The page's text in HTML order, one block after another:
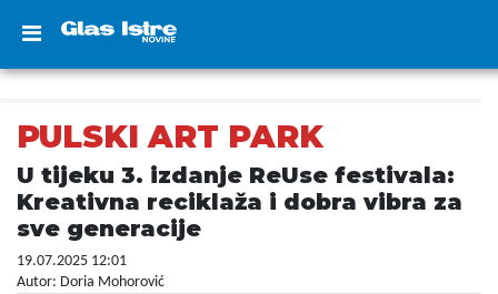
PULSKI ART PARK
U tijeku 3. izdanje ReUse festivala:
Kreativna reciklaža i dobra vibra za
sve generacije
19.07.2025 12:01
Autor: Doria Mohorović